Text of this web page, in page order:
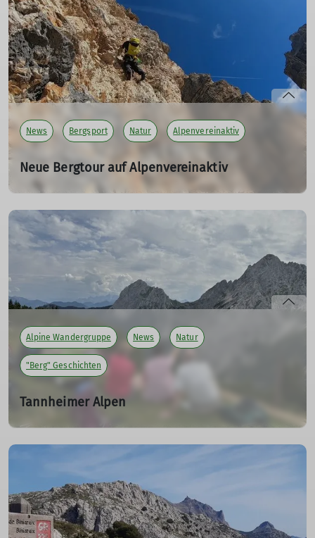
Bergsport. An den Drei Zinnen kann man die
Zeitenwende beobachten. Eine gut ausgebaute
Mautstraße führt zum "Catwalk" auf dem sich viele
Hunderte täglich mit neuen Gewohnheiten tummeln.
Abseits vom "Catwalk" ist die Kletterwelt fast in Ordnung.
mehr erfahren
News Bergsport Natur Alpenvereinaktiv
Neue Bergtour auf Alpenvereinaktiv
Croda del Rifugio - Skyline
Unsere DAV Autoren haben eine neue Bergtour auf
Alpenvereinaktiv veröffentlicht. Diesmal eine Klettertour
an den Drei Zinnen
Alpine Wandergruppe News Natur
"Berg" Geschichten
Tannheimer Alpen
Mehrtagestour der Alpinen Wandergruppe
Woche in den Tannheimer Bergen.
mehr erfahren